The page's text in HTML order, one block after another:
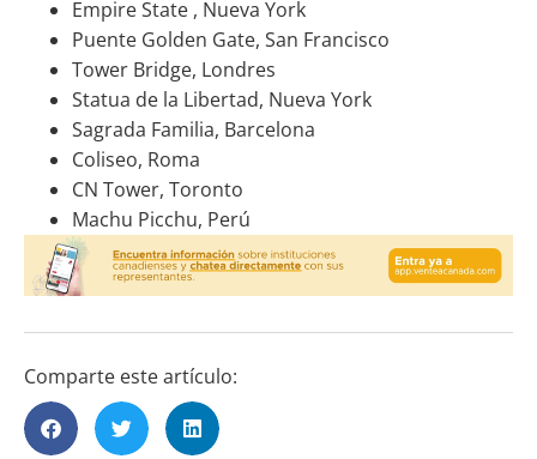
Empire State , Nueva York
Puente Golden Gate, San Francisco
Tower Bridge, Londres
Statua de la Libertad, Nueva York
Sagrada Familia, Barcelona
Coliseo, Roma
CN Tower, Toronto
Machu Picchu, Perú
Comparte este artículo: